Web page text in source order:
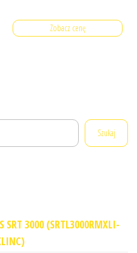
Zobacz cenę
Szukaj
SRT 3000 (SRTL3000RMXLI-